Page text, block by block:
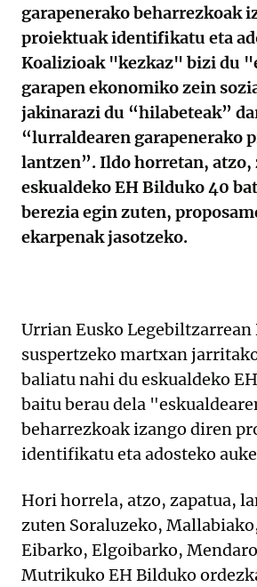
garapenerako beharrezkoak
proiektuak identifikatu eta
Koalizioak "kezkaz" bizi du
garapen ekonomiko zein
jakinarazi du “hilabeteak”
“lurraldearen garapenerako
lantzen”. Ildo horretan, atzo,
eskualdeko EH Bilduko 40
berezia egin zuten,
ekarpenak jasotzeko.
Urrian Eusko Legebiltzarrean
suspertzeko martxan
baliatu nahi du eskualdeko
baitu berau dela
beharrezkoak izango diren
identifikatu eta adosteko
Hori horrela, atzo, zapatua,
zuten Soraluzeko,
Eibarko, Elgoibarko,
Mutrikuko EH Bilduko